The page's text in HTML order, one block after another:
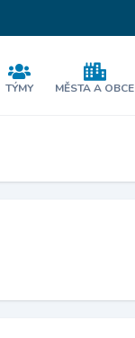
TÝMY MĚSTA A OBCE